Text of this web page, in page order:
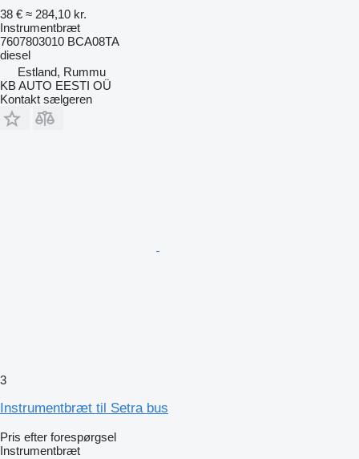
38 € ≈ 284,10 kr.
Instrumentbræt
7607803010 BCA08TA
diesel
Estland, Rummu
KB AUTO EESTI OÜ
Kontakt sælgeren
3
Instrumentbræt til Setra bus
Pris efter forespørgsel
Instrumentbræt